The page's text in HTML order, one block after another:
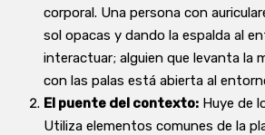
corporal. Una persona con
sol opacas y dando la espalda al
interactuar; alguien que levanta la
con las palas está abierta al
El puente del contexto: Huye de
Utiliza elementos comunes de la